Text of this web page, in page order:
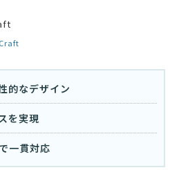
的なデザイン
を実現
一貫対応